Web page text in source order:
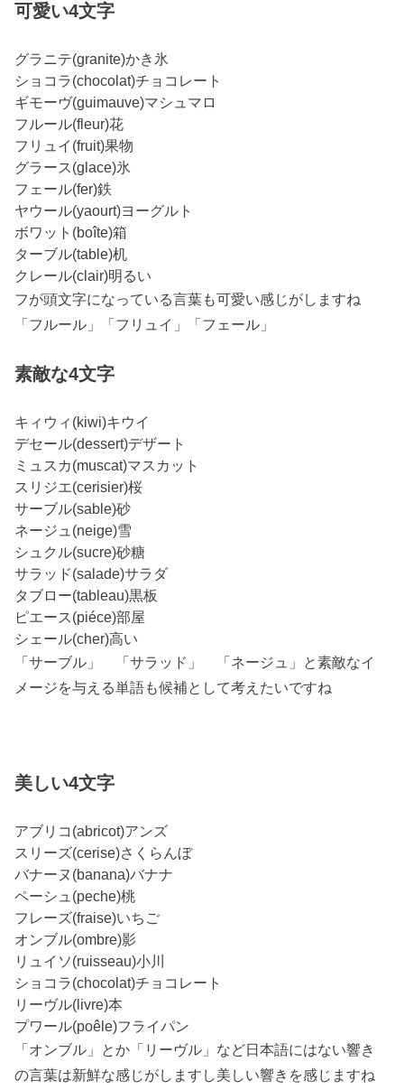
可愛い4文字
グラニテ(granite)かき氷
ショコラ(chocolat)チョコレート
ギモーヴ(guimauve)マシュマロ
フルール(fleur)花
フリュイ(fruit)果物
グラース(glace)氷
フェール(fer)鉄
ヤウール(yaourt)ヨーグルト
ボワット(boîte)箱
ターブル(table)机
クレール(clair)明るい
フが頭文字になっている言葉も可愛い感じがしますね
「フルール」「フリュイ」「フェール」
素敵な4文字
キィウィ(kiwi)キウイ
デセール(dessert)デザート
ミュスカ(muscat)マスカット
スリジエ(cerisier)桜
サーブル(sable)砂
ネージュ(neige)雪
シュクル(sucre)砂糖
サラッド(salade)サラダ
タブロー(tableau)黒板
ピエース(piéce)部屋
シェール(cher)高い
「サーブル」 「サラッド」 「ネージュ」と素敵なイ
メージを与える単語も候補として考えたいですね
美しい4文字
アブリコ(abricot)アンズ
スリーズ(cerise)さくらんぼ
バナーヌ(banana)バナナ
ペーシュ(peche)桃
フレーズ(fraise)いちご
オンブル(ombre)影
リュイソ(ruisseau)小川
ショコラ(chocolat)チョコレート
リーヴル(livre)本
プワール(poêle)フライパン
「オンブル」とか「リーヴル」など日本語にはない響き
の言葉は新鮮な感じがしますし美しい響きを感じますね